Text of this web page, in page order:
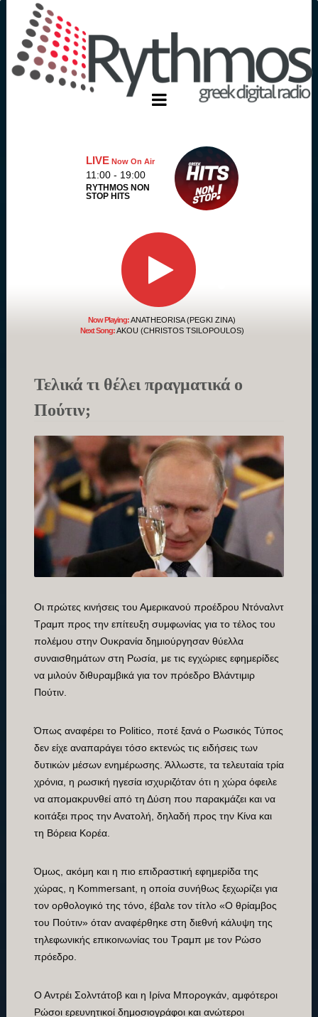
LIVENow On Air
11:00 - 19:00
RYTHMOS NON
STOP HITS
Now Playing:ANATHEORISA (PEGKI ZINA)
Next Song:AKOU (CHRISTOS TSILOPOULOS)
Τελικά τι θέλει πραγματικά ο
Πούτιν;
Οι πρώτες κινήσεις του Αμερικανού προέδρου Ντόναλντ
Τραμπ προς την επίτευξη συμφωνίας για το τέλος του
πολέμου στην Ουκρανία δημιούργησαν θύελλα
συναισθημάτων στη Ρωσία, με τις εγχώριες εφημερίδες
να μιλούν διθυραμβικά για τον πρόεδρο Βλάντιμιρ
Πούτιν.
Όπως αναφέρει το Politico, ποτέ ξανά ο Ρωσικός Τύπος
δεν είχε αναπαράγει τόσο εκτενώς τις ειδήσεις των
δυτικών μέσων ενημέρωσης. Άλλωστε, τα τελευταία τρία
χρόνια, η ρωσική ηγεσία ισχυριζόταν ότι η χώρα όφειλε
να απομακρυνθεί από τη Δύση που παρακμάζει και να
κοιτάξει προς την Ανατολή, δηλαδή προς την Κίνα και
τη Βόρεια Κορέα.
Όμως, ακόμη και η πιο επιδραστική εφημερίδα της
χώρας, η Kommersant, η οποία συνήθως ξεχωρίζει για
τον ορθολογικό της τόνο, έβαλε τον τίτλο «Ο θρίαμβος
του Πούτιν» όταν αναφέρθηκε στη διεθνή κάλυψη της
τηλεφωνικής επικοινωνίας του Τραμπ με τον Ρώσο
πρόεδρο.
Ο Αντρέι Σολντάτοβ και η Ιρίνα Μπορογκάν, αμφότεροι
Ρώσοι ερευνητικοί δημοσιογράφοι και ανώτεροι